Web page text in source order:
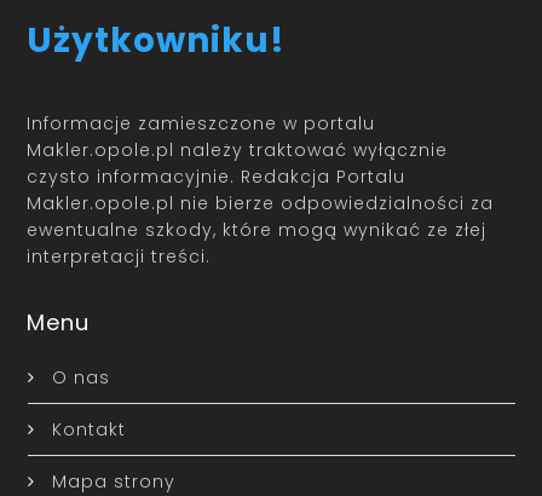
Użytkowniku!
Informacje zamieszczone w portalu
Makler.opole.pl należy traktować wyłącznie
czysto informacyjnie. Redakcja Portalu
Makler.opole.pl nie bierze odpowiedzialności za
ewentualne szkody, które mogą wynikać ze złej
interpretacji treści.
Menu
O nas
Kontakt
Mapa strony